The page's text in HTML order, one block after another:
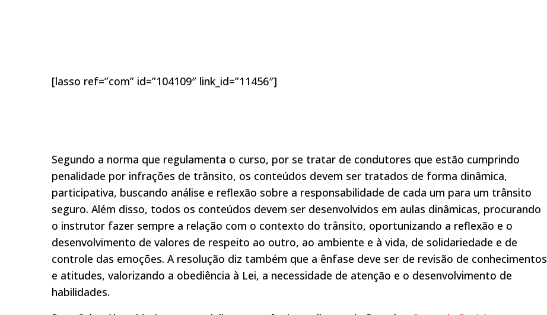
[lasso ref=”com” id=”104109″ link_id=”11456″]
Segundo a norma que regulamenta o curso, por se tratar de condutores que estão cumprindo
penalidade por infrações de trânsito, os conteúdos devem ser tratados de forma dinâmica,
participativa, buscando análise e reflexão sobre a responsabilidade de cada um para um trânsito
seguro. Além disso, todos os conteúdos devem ser desenvolvidos em aulas dinâmicas, procurando
o instrutor fazer sempre a relação com o contexto do trânsito, oportunizando a reflexão e o
desenvolvimento de valores de respeito ao outro, ao ambiente e à vida, de solidariedade e de
controle das emoções. A resolução diz também que a ênfase deve ser de revisão de conhecimentos
e atitudes, valorizando a obediência à Lei, a necessidade de atenção e o desenvolvimento de
habilidades.